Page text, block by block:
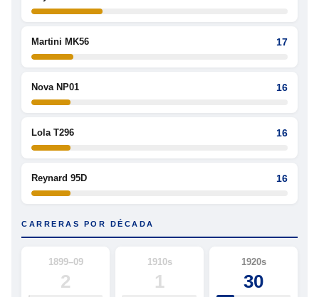
Martini MK56 17
Nova NP01 16
Lola T296 16
Reynard 95D 16
CARRERAS POR DÉCADA
1899–09
2
1910s
1
1920s
30